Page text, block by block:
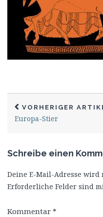
VORHERIGER
Europa-Stier
Schreibe einen
Deine E-Mail-Adresse
Erforderliche Felder sind
Kommentar *